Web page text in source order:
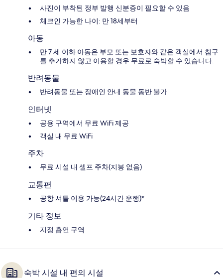
사진이 부착된 정부 발행 신분증이 필요할 수 있음
체크인 가능한 나이: 만 18세부터
아동
만 7 세 이하 아동은 부모 또는 보호자와 같은 객실에서 침구
를 추가하지 않고 이용할 경우 무료로 숙박할 수 있습니다.
반려동물
반려동물 또는 장애인 안내 동물 동반 불가
인터넷
공용 구역에서 무료 WiFi 제공
객실 내 무료 WiFi
주차
무료 시설 내 셀프 주차(지붕 없음)
교통편
공항 셔틀 이용 가능(24시간 운행)*
기타 정보
지정 흡연 구역
숙박 시설 내 편의 시설